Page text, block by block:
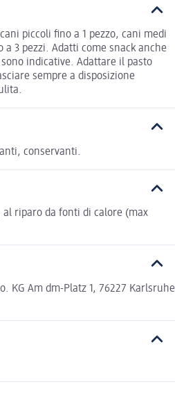
piccoli fino a 1 pezzo, cani medi
3 pezzi. Adatti come snack anche
indicative. Adattare il pasto
sempre a disposizione
conservanti.
riparo da fonti di calore (max
KG Am dm-Platz 1, 76227 Karlsruhe